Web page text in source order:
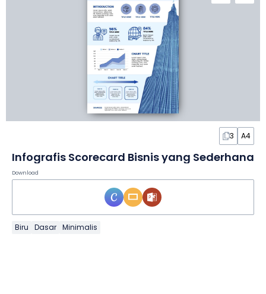
3 A4
Infografis Scorecard Bisnis yang Sederhana
Download
Biru Dasar Minimalis